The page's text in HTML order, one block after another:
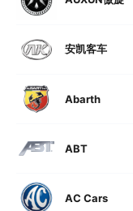
安凯客车
Abarth
ABT
AC Cars